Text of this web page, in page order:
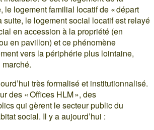
le logement familial locatif de « départ
suite, le logement social locatif est relayé
en accession à la propriété (en
en pavillon) et ce phénomène
vers la périphérie plus lointaine,
très formalisé et institutionnalisé.
des « Offices HLM », des
qui gèrent le secteur public du
social. Il y a aujourd’hui :